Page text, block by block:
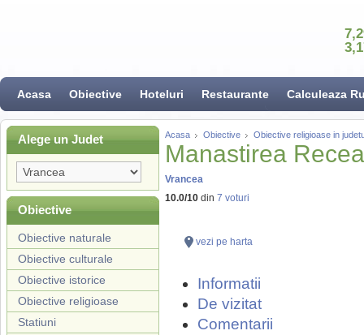
Acasa Obiective Hoteluri Restaurante Calculeaza
Alege un Judet
Obiective
Obiective naturale
Obiective culturale
Obiective istorice
Obiective religioase
Statiuni
Acasa Obiective Obiective religioase in
Manastirea Recea
Vrancea
10.0/10 din 7 voturi
vezi pe harta
Informatii
De vizitat
Comentarii